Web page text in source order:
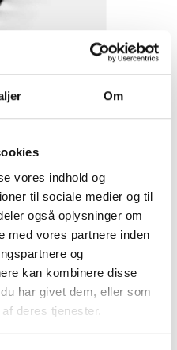
Om
vores indhold og
til sociale medier og til
også oplysninger om
med vores partnere inden
og
kan kombinere disse
har givet dem, eller som
deres tjenester.
Chain Alloy Silver
back